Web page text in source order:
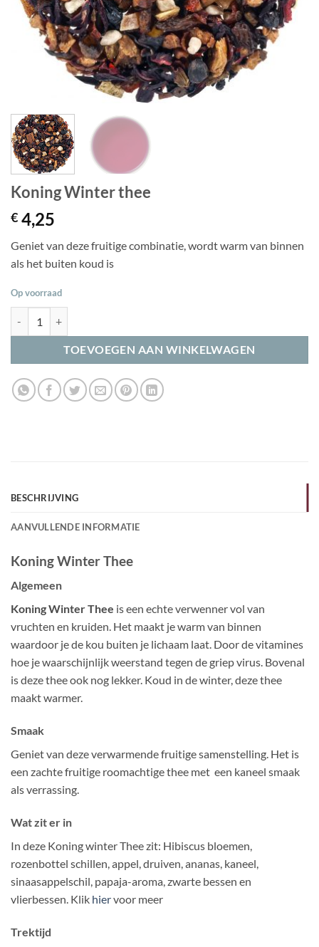
Koning Winter thee
€ 4,25
Geniet van deze fruitige combinatie, wordt warm van binnen
als het buiten koud is
Op voorraad
TOEVOEGEN AAN WINKELWAGEN
BESCHRIJVING
AANVULLENDE INFORMATIE
Koning Winter Thee
Algemeen
Koning Winter Thee is een echte verwenner vol van
vruchten en kruiden. Het maakt je warm van binnen
waardoor je de kou buiten je lichaam laat. Door de vitamines
hoe je waarschijnlijk weerstand tegen de griep virus. Bovenal
is deze thee ook nog lekker. Koud in de winter, deze thee
maakt warmer.
Smaak
Geniet van deze verwarmende fruitige samenstelling. Het is
een zachte fruitige roomachtige thee met een kaneel smaak
als verrassing.
Wat zit er in
In deze Koning winter Thee zit: Hibiscus bloemen,
rozenbottel schillen, appel, druiven, ananas, kaneel,
sinaasappelschil, papaja-aroma, zwarte bessen en
vlierbessen. Klik hiervoor meer
Trektijd